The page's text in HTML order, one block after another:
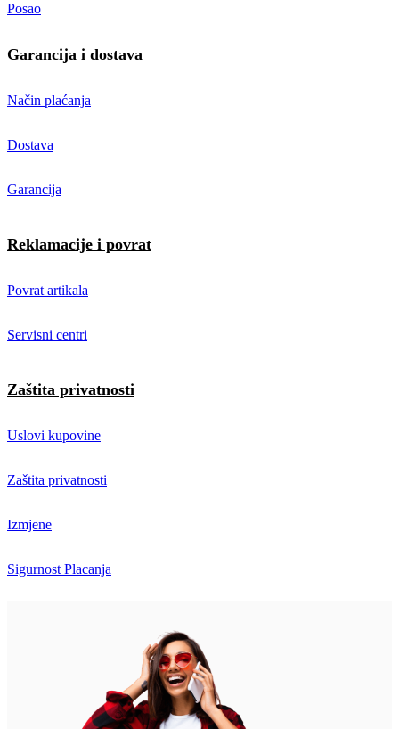
Posao
Garancija i dostava
Način plaćanja
Dostava
Garancija
Reklamacije i povrat
Povrat artikala
Servisni centri
Zaštita privatnosti
Uslovi kupovine
Zaštita privatnosti
Izmjene
Sigurnost Placanja